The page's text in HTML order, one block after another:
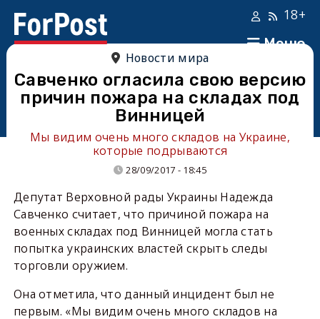
Меню
18+
Новости мира
Савченко огласила свою версию
причин пожара на складах под
Винницей
Мы видим очень много складов на Украине,
которые подрываются
28/09/2017 - 18:45
Депутат Верховной рады Украины Надежда
Савченко считает, что причиной пожара на
военных складах под Винницей могла стать
попытка украинских властей скрыть следы
торговли оружием.
Она отметила, что данный инцидент был не
первым. «Мы видим очень много складов на